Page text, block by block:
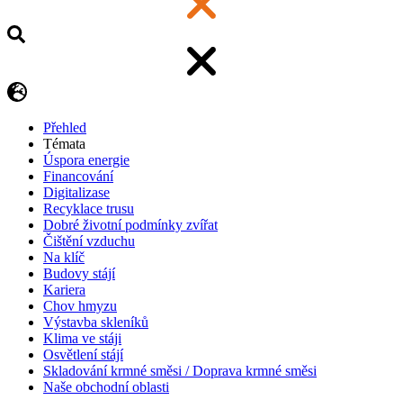
Přehled
Témata
Úspora energie
Financování
Digitalizase
Recyklace trusu
Dobré životní podmínky zvířat
Čištění vzduchu
Na klíč
Budovy stájí
Kariera
Chov hmyzu
Výstavba skleníků
Klima ve stáji
Osvětlení stájí
Skladování krmné směsi / Doprava krmné směsi
Naše obchodní oblasti